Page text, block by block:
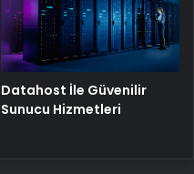
Datahost İle Güvenilir
Sunucu Hizmetleri